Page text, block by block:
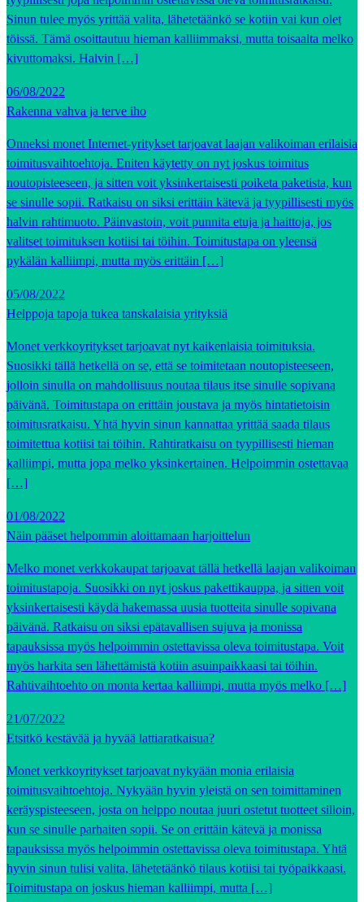
Sinun tulee myös yrittää valita, lähetetäänkö se kotiin vai kun olet
töissä. Tämä osoittautuu hieman kalliimmaksi, mutta toisaalta melko
kivuttomaksi. Halvin […]
06/08/2022
Rakenna vahva ja terve iho
Onneksi monet Internet-yritykset tarjoavat laajan valikoiman erilaisia
toimitusvaihtoehtoja. Eniten käytetty on nyt joskus toimitus
noutopisteeseen, ja sitten voit yksinkertaisesti poiketa paketista, kun
se sinulle sopii. Ratkaisu on siksi erittäin kätevä ja tyypillisesti myös
halvin rahtimuoto. Päinvastoin, voit punnita etuja ja haittoja, jos
valitset toimituksen kotiisi tai töihin. Toimitustapa on yleensä
pykälän kalliimpi, mutta myös erittäin […]
05/08/2022
Helppoja tapoja tukea tanskalaisia yrityksiä
Monet verkkoyritykset tarjoavat nyt kaikenlaisia toimituksia.
Suosikki tällä hetkellä on se, että se toimitetaan noutopisteeseen,
jolloin sinulla on mahdollisuus noutaa tilaus itse sinulle sopivana
päivänä. Toimitustapa on erittäin joustava ja myös hintatietoisin
toimitusratkaisu. Yhtä hyvin sinun kannattaa yrittää saada tilaus
toimitettua kotiisi tai töihin. Rahtiratkaisu on tyypillisesti hieman
kalliimpi, mutta jopa melko yksinkertainen. Helpoimmin ostettavaa
[…]
01/08/2022
Näin pääset helpommin aloittamaan harjoittelun
Melko monet verkkokaupat tarjoavat tällä hetkellä laajan valikoiman
toimitustapoja. Suosikki on nyt joskus pakettikauppa, ja sitten voit
yksinkertaisesti käydä hakemassa uusia tuotteita sinulle sopivana
päivänä. Ratkaisu on siksi epätavallisen sujuva ja monissa
tapauksissa myös helpoimmin ostettavissa oleva toimitustapa. Voit
myös harkita sen lähettämistä kotiin asuinpaikkaasi tai töihin.
Rahtivaihtoehto on monta kertaa kalliimpi, mutta myös melko […]
21/07/2022
Etsitkö kestävää ja hyvää lattiaratkaisua?
Monet verkkoyritykset tarjoavat nykyään monia erilaisia
toimitusvaihtoehtoja. Nykyään hyvin yleistä on sen toimittaminen
keräyspisteeseen, josta on helppo noutaa juuri ostetut tuotteet silloin,
kun se sinulle parhaiten sopii. Se on erittäin kätevä ja monissa
tapauksissa myös helpoimmin ostettavissa oleva toimitustapa. Yhtä
hyvin sinun tulisi valita, lähetetäänkö tilaus kotiisi tai työpaikkaasi.
Toimitustapa on joskus hieman kalliimpi, mutta […]